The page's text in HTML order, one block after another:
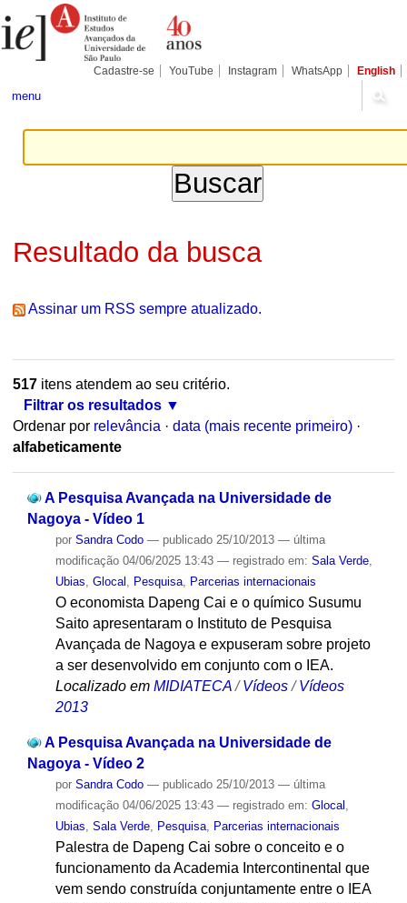
para
conteúdo.
Pessoais
Cadastre-se YouTube Instagram WhatsApp English
menu
Resultado da busca
Assinar um RSS sempre atualizado.
517itens atendem ao seu critério.
Filtrar os resultados
Ordenar por relevância · data (mais recente primeiro) ·
alfabeticamente
A Pesquisa Avançada na Universidade de
Nagoya - Vídeo 1
por Sandra Codo — publicado25/10/2013 — última
modificação04/06/2025 13:43 — registrado em: Sala Verde,
Ubias Glocal Pesquisa, Parcerias internacionais
O economista Dapeng Cai e o químico Susumu
Saito apresentaram o Instituto de Pesquisa
Avançada de Nagoya e expuseram sobre projeto
a ser desenvolvido em conjunto com o IEA.
Localizado em MIDIATECA /Vídeos /Vídeos
2013
A Pesquisa Avançada na Universidade de
Nagoya - Vídeo 2
por Sandra Codo — publicado25/10/2013 — última
modificação04/06/2025 13:43 — registrado em: Glocal
Ubias Sala Verde, Pesquisa, Parcerias internacionais
Palestra de Dapeng Cai sobre o conceito e o
funcionamento da Academia Intercontinental que
vem sendo construída conjuntamente entre o IEA